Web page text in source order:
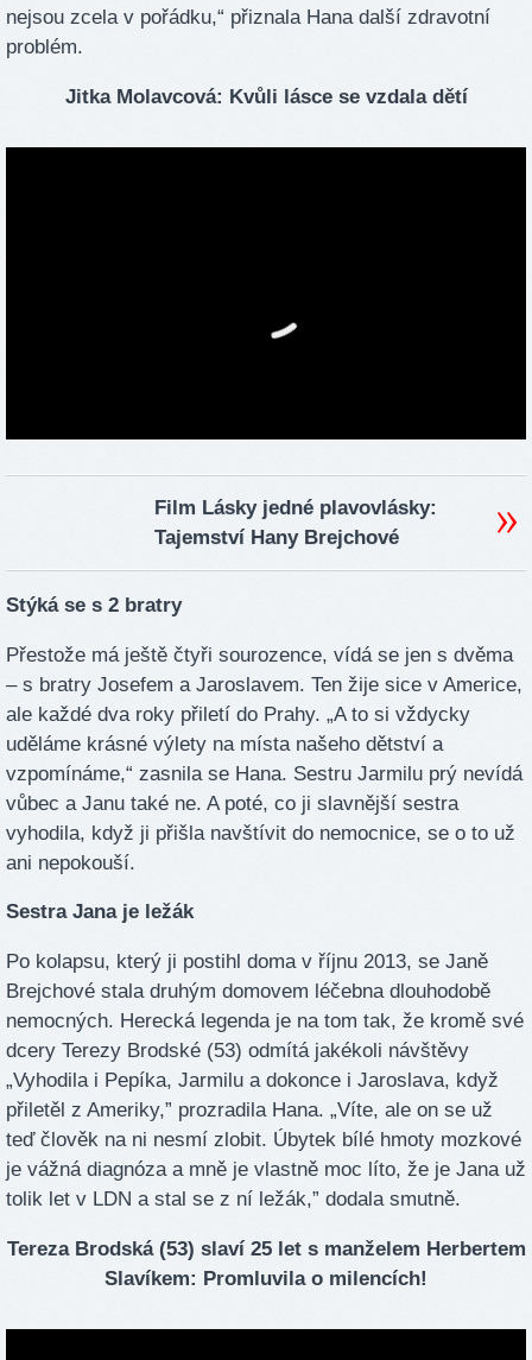
nejsou zcela v pořádku,“ přiznala Hana další zdravotní
problém.
Jitka Molavcová: Kvůli lásce se vzdala dětí
Film Lásky jedné plavovlásky:
Tajemství Hany Brejchové
Stýká se s 2 bratry
Přestože má ještě čtyři sourozence, vídá se jen s dvěma
– s bratry Josefem a Jaroslavem. Ten žije sice v Americe,
ale každé dva roky přiletí do Prahy. „A to si vždycky
uděláme krásné výlety na místa našeho dětství a
vzpomínáme,“ zasnila se Hana. Sestru Jarmilu prý nevídá
vůbec a Janu také ne. A poté, co ji slavnější sestra
vyhodila, když ji přišla navštívit do nemocnice, se o to už
ani nepokouší.
Sestra Jana je ležák
Po kolapsu, který ji postihl doma v říjnu 2013, se Janě
Brejchové stala druhým domovem léčebna dlouhodobě
nemocných. Herecká legenda je na tom tak, že kromě své
dcery Terezy Brodské (53) odmítá jakékoli návštěvy
„Vyhodila i Pepíka, Jarmilu a dokonce i Jaroslava, když
přiletěl z Ameriky,” prozradila Hana. „Víte, ale on se už
teď člověk na ni nesmí zlobit. Úbytek bílé hmoty mozkové
je vážná diagnóza a mně je vlastně moc líto, že je Jana už
tolik let v LDN a stal se z ní ležák,” dodala smutně.
Tereza Brodská (53) slaví 25 let s manželem Herbertem
Slavíkem: Promluvila o milencích!